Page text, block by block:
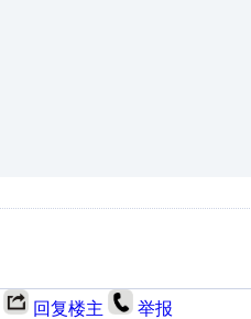
回复楼主 举报